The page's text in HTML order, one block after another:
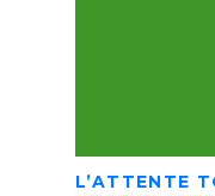
L’ATTENTE